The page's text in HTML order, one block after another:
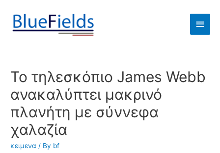
Το τηλεσκόπιο James Webb
ανακαλύπτει μακρινό
πλανήτη με σύννεφα
χαλαζία
κειμενα / By bf